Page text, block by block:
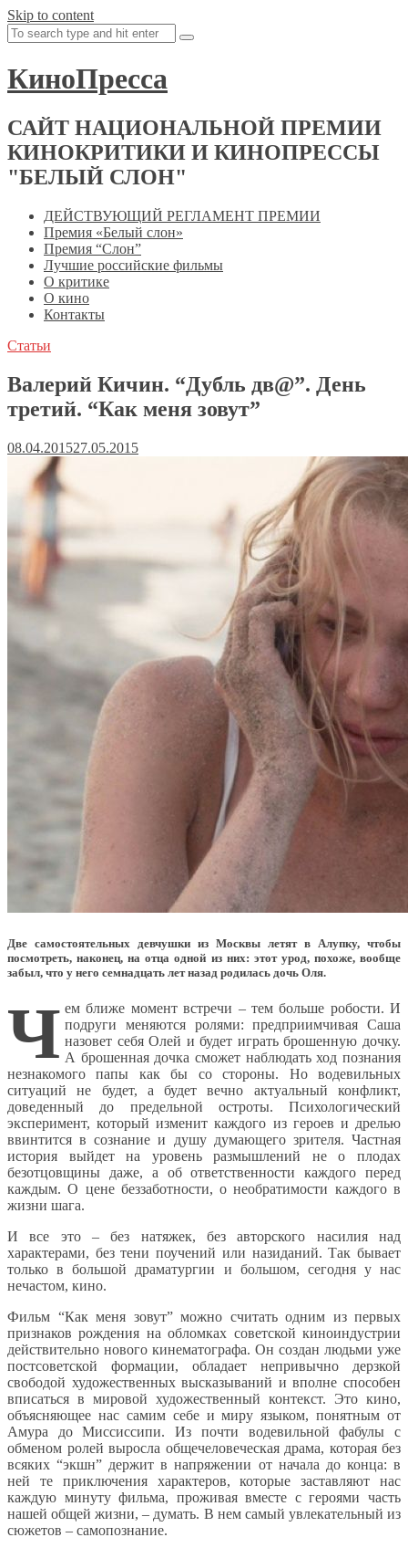
Skip to content
КиноПресса
САЙТ НАЦИОНАЛЬНОЙ ПРЕМИИ
КИНОКРИТИКИ И КИНОПРЕССЫ
"БЕЛЫЙ СЛОН"
ДЕЙСТВУЮЩИЙ РЕГЛАМЕНТ ПРЕМИИ
Премия «Белый слон»
Премия “Слон”
Лучшие российские фильмы
О критике
О кино
Контакты
Статьи
Валерий Кичин. “Дубль дв@”. День
третий. “Как меня зовут”
08.04.201527.05.2015
Две самостоятельных девчушки из Москвы летят в Алупку, чтобы
посмотреть, наконец, на отца одной из них: этот урод, похоже, вообще
забыл, что у него семнадцать лет назад родилась дочь Оля.
Ч ем ближе момент встречи – тем больше робости. И
подруги меняются ролями: предприимчивая Саша
назовет себя Олей и будет играть брошенную дочку.
А брошенная дочка сможет наблюдать ход познания
незнакомого папы как бы со стороны. Но водевильных
ситуаций не будет, а будет вечно актуальный конфликт,
доведенный до предельной остроты. Психологический
эксперимент, который изменит каждого из героев и дрелью
ввинтится в сознание и душу думающего зрителя. Частная
история выйдет на уровень размышлений не о плодах
безотцовщины даже, а об ответственности каждого перед
каждым. О цене беззаботности, о необратимости каждого в
жизни шага.
И все это – без натяжек, без авторского насилия над
характерами, без тени поучений или назиданий. Так бывает
только в большой драматургии и большом, сегодня у нас
нечастом, кино.
Фильм “Как меня зовут” можно считать одним из первых
признаков рождения на обломках советской киноиндустрии
действительно нового кинематографа. Он создан людьми уже
постсоветской формации, обладает непривычно дерзкой
свободой художественных высказываний и вполне способен
вписаться в мировой художественный контекст. Это кино,
объясняющее нас самим себе и миру языком, понятным от
Амура до Миссиссипи. Из почти водевильной фабулы с
обменом ролей выросла общечеловеческая драма, которая без
всяких “экшн” держит в напряжении от начала до конца: в
ней те приключения характеров, которые заставляют нас
каждую минуту фильма, проживая вместе с героями часть
нашей общей жизни, – думать. В нем самый увлекательный из
сюжетов – самопознание.